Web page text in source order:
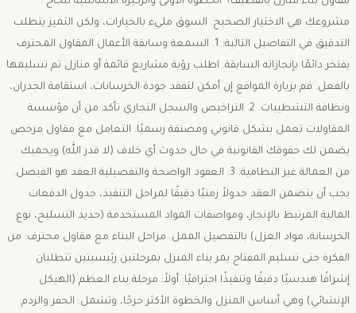
مشروعك هي الاختيار الصحيح. السوق مليء بالخيارات، ولكن التميز يتطلب
التدقيق في التفاصيل التالية: ​1. السمعة وسابقة الأعمال ​المقاول المحترف
يفتخر دائمًا بإنجازاته السابقة. اطلب رؤية مشاريع قائمة أو منازل تم تسليمها
بالفعل. قم بزيارة المواقع إن أمكن لتفقد جودة الخرسانات، استقامة الجدران،
ونظافة التشطيبات. ​2. التراخيص والسجل التجاري ​تأكد من أن مؤسسة
المقاولات تعمل بشكل قانوني ومصنفة رسميًا. التعامل مع مقاول مرخص
يضمن لك حقوقك القانونية في حال حدوث أي خلاف (لا قدر الله) ويحميك
من العمالة غير النظامية. ​3. العقود الواضحة والتفصيلية ​العقد هو الفيصل.
يجب أن يتضمن العقد جدولاً زمنيًا دقيقًا لمراحل التنفيذ، جدول الدفعات
المالية المرتبط بالإنجاز، ومواصفات المواد المستخدمة (حديد التسليح، نوع
الخرسانة، مواد العزل) بالتفصيل الممل. ​مراحل البناء مع مقاول محترف: من
الفكرة حتى تسليم المفتاح ​يمر بناء المنزل بمرحلتين رئيسيتين تتطلبان
إشرافًا هندسيًا دقيقًا وتنفيذًا احترافيًا: ​أولاً: مرحلة بناء العظم (الهيكل
الإنشائي) ​وهي أساس المنزل والخطوة الأكثر حرجًا، وتشمل: ​الحفر والردم: